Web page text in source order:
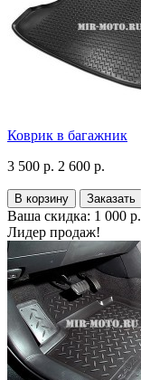
Коврик в багажник
3 500 р. 2 600 р.
В корзину Заказать
Ваша скидка: 1 000 р.
Лидер продаж!